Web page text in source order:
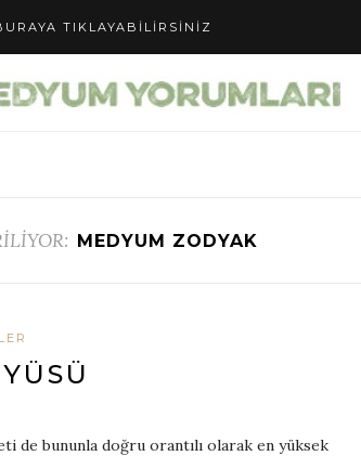
TIKLAYABILIRSINIZ
MEDYUM ZODYAK
de bununla doğru orantılı olarak en yüksek